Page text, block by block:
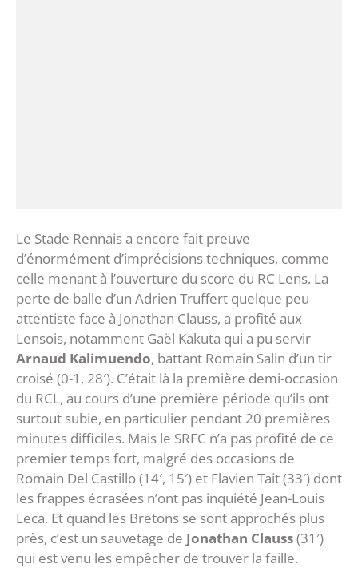
Le Stade Rennais a encore fait preuve
d’énormément d’imprécisions techniques, comme
celle menant à l’ouverture du score du RC Lens. La
perte de balle d’un Adrien Truffert quelque peu
attentiste face à Jonathan Clauss, a profité aux
Lensois, notamment Gaël Kakuta qui a pu servir
Arnaud Kalimuendo, battant Romain Salin d’un tir
croisé (0-1, 28′). C’était là la première demi-occasion
du RCL, au cours d’une première période qu’ils ont
surtout subie, en particulier pendant 20 premières
minutes difficiles. Mais le SRFC n’a pas profité de ce
premier temps fort, malgré des occasions de
Romain Del Castillo (14′, 15′) et Flavien Tait (33′) dont
les frappes écrasées n’ont pas inquiété Jean-Louis
Leca. Et quand les Bretons se sont approchés plus
près, c’est un sauvetage de Jonathan Clauss(31′)
qui est venu les empêcher de trouver la faille.